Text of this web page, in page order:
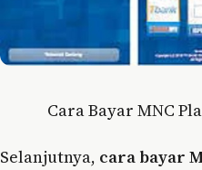
Cara Bayar MNC
Selanjutnya, cara bayar